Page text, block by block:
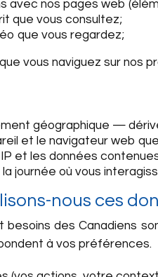
avec nos pages web
que vous consultez;
que vous regardez;
vous naviguez sur nos
géographique —
et le navigateur web
et les données
journée où vous
nous ces
besoins des Canadiens
à vos préférences.